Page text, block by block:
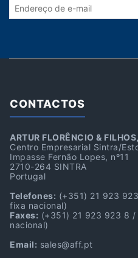
CONTACTOS
ARTUR FLORÊNCIO &
Centro Empresarial Sintra/
Impasse Fernão Lopes, nº11
2710-264 SINTRA
Portugal
Telefones: (+351) 21 923
fixa nacional)
Faxes: (+351) 21 923 923 8 /
nacional)
Email: sales@aff.pt